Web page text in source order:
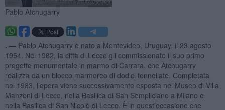
Pablo Atchugarry
. — Pablo Atchugarry è nato a Montevideo, Uruguay, il 23 agosto
1954. Nel 1982, la città di Lecco gli commissionato il suo primo
progetto monumentale in marmo di Carrara, che Atchugarry
realizza da un blocco marmoreo di dodici tonnellate. Completata
nel 1983, l’opera viene successivamente esposta nel Museo di Villa
Manzoni di Lecco, nella Basilica di San Sempliciano a Milano e
nella Basilica di San Nicolò di Lecco. È in quest’occasione che